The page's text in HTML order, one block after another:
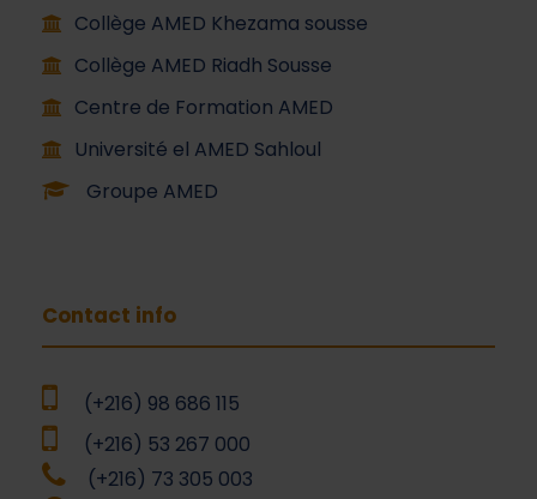
Collège AMED Khezama sousse
Collège AMED Riadh Sousse
Centre de Formation AMED
Université el AMED Sahloul
Groupe AMED
Contact info
(+216) 98 686 115
(+216) 53 267 000
(+216) 73 305 003